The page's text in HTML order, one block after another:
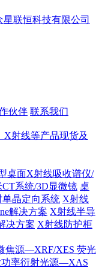
伙伴 联系我们
X射线等产品现货及
桌面X射线吸收谱仪/
系统/3D显微镜 桌
单晶定向系统 X射线
解决方案 X射线半导
决方案 X射线防护柜
焦源—XRF/XES 荧光
率衍射光源—XAS